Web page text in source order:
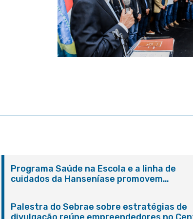
Programa Saúde na Escola e a linha de
cuidados da Hanseníase promovem
Palestra do Sebrae sobre estratégias de